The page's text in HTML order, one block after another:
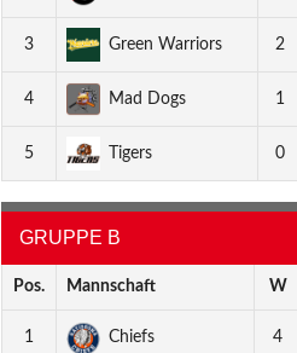
3 Green Warriors 2
4 Mad Dogs 1
5 Tigers 0
GRUPPE B
Pos. Mannschaft W
1 Chiefs 4